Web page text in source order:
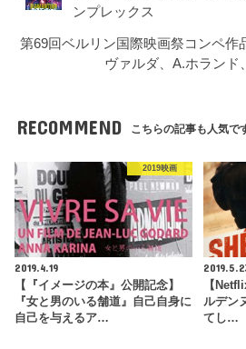
ンプレックス
第69回ベルリン国際映画祭コンペ作
ヴァルダ、A.ホランド
RECOMMEND こちらの記事も人気で
2019映画
2019.4.19
【『イメージの本』公開記念】
『女と男のいる舗道』自己自身に
自己を与えるア…
【
ルデン
てし…